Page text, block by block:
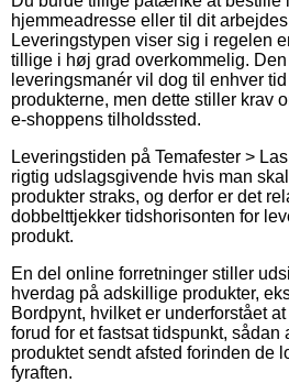
hjemmeadresse eller til dit
Leveringstypen viser sig i regelen
tillige i høj grad overkommelig.
leveringsmanér vil dog til enhver
produkterne, men dette stiller krav
e-shoppens tilholdssted.
Leveringstiden på Temafester >
rigtig udslagsgivende hvis man
produkter straks, og derfor er det
dobbelttjekker tidshorisonten for
produkt.
En del online forretninger stiller
hverdag på adskillige produkter,
Bordpynt, hvilket er underforstået
forud for et fastsat tidspunkt, sådan
produktet sendt afsted forinden de
fyraften.